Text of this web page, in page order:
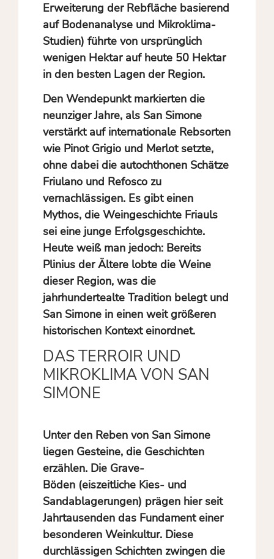
Erweiterung der Rebfläche basierend
auf Bodenanalyse und Mikroklima-
Studien) führte von ursprünglich
wenigen Hektar auf heute 50 Hektar
in den besten Lagen der Region.
Den Wendepunkt markierten die
neunziger Jahre, als San Simone
verstärkt auf internationale Rebsorten
wie Pinot Grigio und Merlot setzte,
ohne dabei die autochthonen Schätze
Friulano und Refosco zu
vernachlässigen. Es gibt einen
Mythos, die Weingeschichte Friauls
sei eine junge Erfolgsgeschichte.
Heute weiß man jedoch: Bereits
Plinius der Ältere lobte die Weine
dieser Region, was die
jahrhundertealte Tradition belegt und
San Simone in einen weit größeren
historischen Kontext einordnet.
DAS TERROIR UND
MIKROKLIMA VON SAN
SIMONE
Unter den Reben von San Simone
liegen Gesteine, die Geschichten
erzählen. Die Grave-
Böden (eiszeitliche Kies- und
Sandablagerungen) prägen hier seit
Jahrtausenden das Fundament einer
besonderen Weinkultur. Diese
durchlässigen Schichten zwingen die